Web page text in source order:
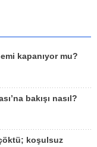
kapanıyor mu?
bakışı nasıl?
koşulsuz